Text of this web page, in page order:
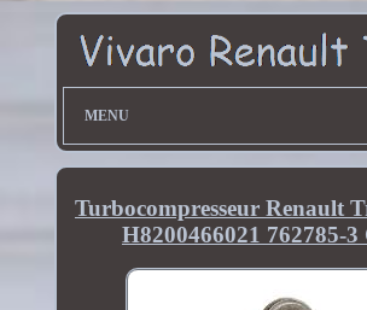
MENU
Turbocompresseur Renault
H8200466021 762785-3